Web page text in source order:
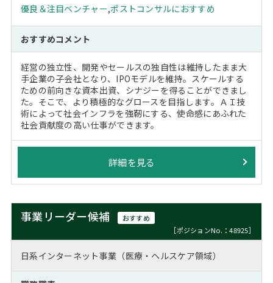
優良＆注目ベンチャー,ポストコンサルにおすすめ
おすすめコメント
経営の独立性、開発やセールスの独自性は維持したまま大
手企業の子会社となり、IPOモデルを維持。スケールする
ための前向きな資本出資、シナジーを得ることができまし
た。そこで、より積極的なグロースを目指します。ＡＩ技
術によって社会インフラを強靭にする、使命感にあふれた
社会貢献度の高い仕事ができます。
詳細を見る
事業リーダー候補
おすすめ
［ポジションNo.：48925］
日系インターネット事業（医療・ヘルスケア領域）